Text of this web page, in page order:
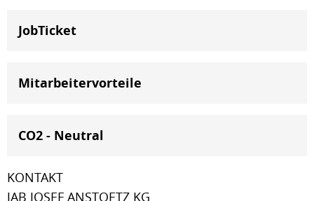
JobTicket
Mitarbeitervorteile
CO2 - Neutral
KONTAKT
JAB JOSEF ANSTOETZ KG